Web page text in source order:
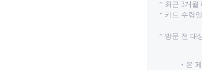
* 최근 3개월
* 카드 수령
* 방문 전 대
본